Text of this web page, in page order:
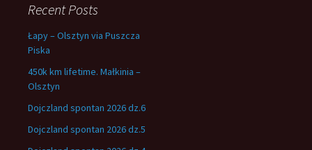
Recent Posts
Łapy – Olsztyn via Puszcza
Piska
450k km lifetime. Małkinia –
Olsztyn
Dojczland spontan 2026 dz.6
Dojczland spontan 2026 dz.5